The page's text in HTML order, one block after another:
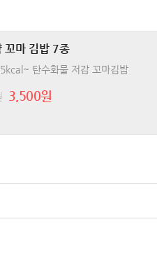
꼬마 김밥 7종
탄수화물 저감 꼬마김밥
3,500원